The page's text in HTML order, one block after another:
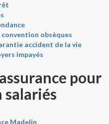
obsèques
accident de la vie
impayés
pour
salariés
Madelin